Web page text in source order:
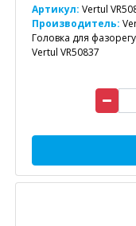
Артикул: Vertul
Производитель:
Головка для
Vertul VR50837